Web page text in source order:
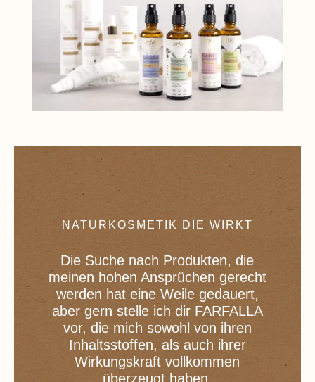
NATURKOSMETIK DIE WIRKT
Die Suche nach Produkten, die
meinen hohen Ansprüchen gerecht
werden hat eine Weile gedauert,
aber gern stelle ich dir FARFALLA
vor, die mich sowohl von ihren
Inhaltsstoffen, als auch ihrer
Wirkungskraft vollkommen
überzeugt haben.